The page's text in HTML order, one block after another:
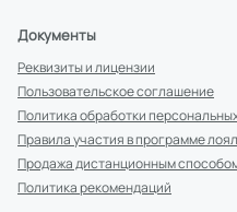
Документы
Реквизиты и лицензии
Пользовательское соглашение
Политика обработки
Правила участия в программе
Продажа дистанционным
Политика рекомендаций